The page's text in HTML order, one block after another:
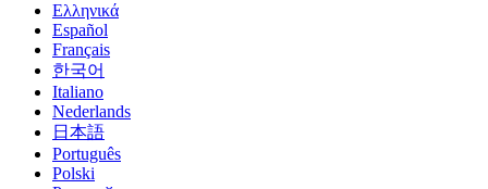
Ελληνικά
Español
Français
한국어
Italiano
Nederlands
日本語
Português
Polski